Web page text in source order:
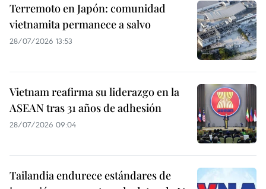
Terremoto en Japón: comunidad
vietnamita permanece a salvo
28/07/2026 13:53
Vietnam reafirma su liderazgo en la
ASEAN tras 31 años de adhesión
28/07/2026 09:04
Tailandia endurece estándares de